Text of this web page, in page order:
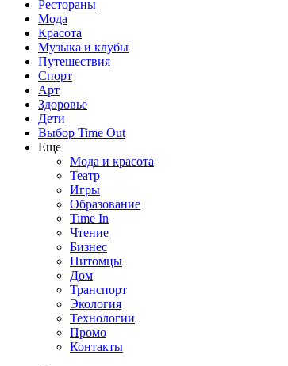
Рестораны
Мода
Красота
Музыка и клубы
Путешествия
Спорт
Арт
Здоровье
Дети
Выбор Time Out
Еще
Мода и красота
Театр
Игры
Образование
Time In
Чтение
Бизнес
Питомцы
Дом
Транспорт
Экология
Технологии
Промо
Контакты